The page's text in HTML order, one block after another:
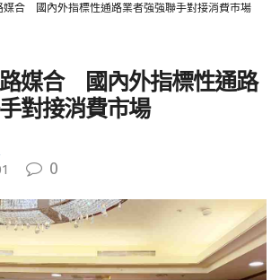
媒合 國內外指標性通路業者強強聯手對接消費市場
媒合 國內外指標性通路
對接消費市場
0